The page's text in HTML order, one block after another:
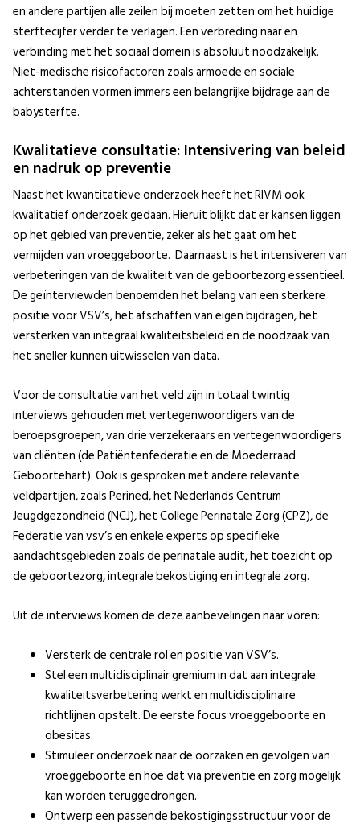
en andere partijen alle zeilen bij moeten zetten om het huidige
sterftecijfer verder te verlagen. Een verbreding naar en
verbinding met het sociaal domein is absoluut noodzakelijk.
Niet-medische risicofactoren zoals armoede en sociale
achterstanden vormen immers een belangrijke bijdrage aan de
babysterfte.
Kwalitatieve consultatie: Intensivering van beleid
en nadruk op preventie
Naast het kwantitatieve onderzoek heeft het RIVM ook
kwalitatief onderzoek gedaan. Hieruit blijkt dat er kansen liggen
op het gebied van preventie, zeker als het gaat om het
vermijden van vroeggeboorte. Daarnaast is het intensiveren van
verbeteringen van de kwaliteit van de geboortezorg essentieel.
De geïnterviewden benoemden het belang van een sterkere
positie voor VSV’s, het afschaffen van eigen bijdragen, het
versterken van integraal kwaliteitsbeleid en de noodzaak van
het sneller kunnen uitwisselen van data.
Voor de consultatie van het veld zijn in totaal twintig
interviews gehouden met vertegenwoordigers van de
beroepsgroepen, van drie verzekeraars en vertegenwoordigers
van cliënten (de Patiëntenfederatie en de Moederraad
Geboortehart). Ook is gesproken met andere relevante
veldpartijen, zoals Perined, het Nederlands Centrum
Jeugdgezondheid (NCJ), het College Perinatale Zorg (CPZ), de
Federatie van vsv’s en enkele experts op specifieke
aandachtsgebieden zoals de perinatale audit, het toezicht op
de geboortezorg, integrale bekostiging en integrale zorg.
Uit de interviews komen de deze aanbevelingen naar voren:
Versterk de centrale rol en positie van VSV’s.
Stel een multidisciplinair gremium in dat aan integrale
kwaliteitsverbetering werkt en multidisciplinaire
richtlijnen opstelt. De eerste focus vroeggeboorte en
obesitas.
Stimuleer onderzoek naar de oorzaken en gevolgen van
vroeggeboorte en hoe dat via preventie en zorg mogelijk
kan worden teruggedrongen.
Ontwerp een passende bekostigingsstructuur voor de